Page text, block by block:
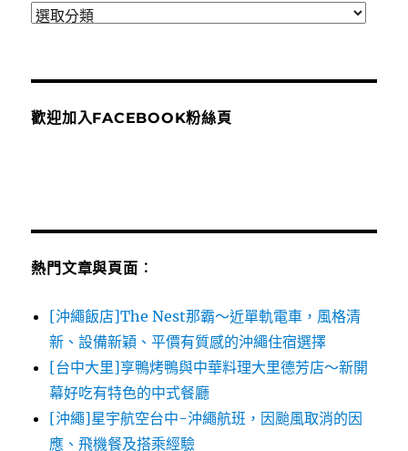
分
歡迎加入FACEBOOK粉絲頁
熱門文章與頁面︰
[沖繩飯店]The Nest那霸～近單軌電車，風格清
新、設備新穎、平價有質感的沖繩住宿選擇
[台中大里]享鴨烤鴨與中華料理大里德芳店～新開
幕好吃有特色的中式餐廳
[沖繩]星宇航空台中-沖繩航班，因颱風取消的因
應、飛機餐及搭乘經驗